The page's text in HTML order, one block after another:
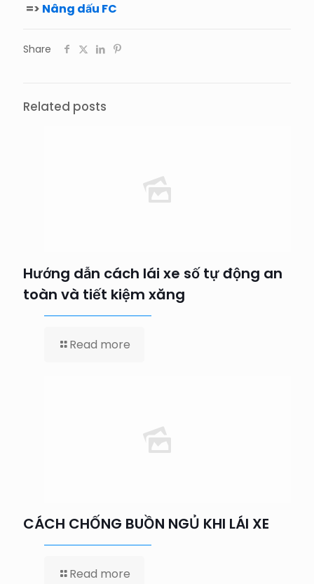
=> Nâng dấu FC
Share
Related posts
Hướng dẫn cách lái xe số tự động an
toàn và tiết kiệm xăng
Read more
CÁCH CHỐNG BUỒN NGỦ KHI LÁI XE
Read more